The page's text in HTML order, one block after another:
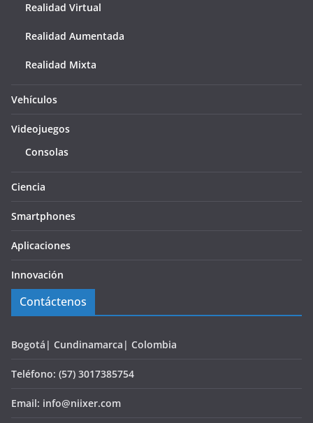
Realidad Virtual
Realidad Aumentada
Realidad Mixta
Vehículos
Videojuegos
Consolas
Ciencia
Smartphones
Aplicaciones
Innovación
Contáctenos
Bogotá| Cundinamarca| Colombia
Teléfono: (57) 3017385754
Email: info@niixer.com